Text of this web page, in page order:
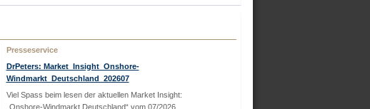
Presseservice
DrPeters: Market_Insight_Onshore-
Windmarkt_Deutschland_202607
Viel Spass beim lesen der aktuellen Market Insight:
„Onshore-Windmarkt Deutschland“ vom 07/2026